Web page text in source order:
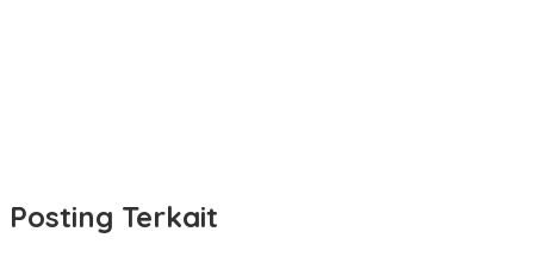
Posting Terkait